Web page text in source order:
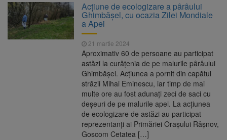
Acțiune de ecologizare a pârâului
Ghimbășel, cu ocazia Zilei Mondiale
a Apei
21 martie 2024
Aproximativ 60 de persoane au participat
astăzi la curățenia de pe malurile pârâului
Ghimbășel. Acțiunea a pornit din capătul
străzii Mihai Eminescu, iar timp de mai
multe ore au fost adunați zeci de saci cu
deșeuri de pe malurile apei. La acțiunea
de ecologizare de astăzi au participat
reprezentanți ai Primăriei Orașului Râșnov,
Goscom Cetatea […]